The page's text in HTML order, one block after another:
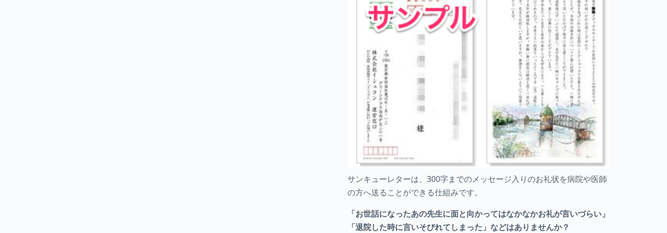
サンキューレターは、300字までのメッセージ入りのお礼状を病院や医師
の方へ送ることができる仕組みです。
「お世話になったあの先生に面と向かってはなかなかお礼が言いづらい」
「退院した時に言いそびれてしまった」などはありませんか？